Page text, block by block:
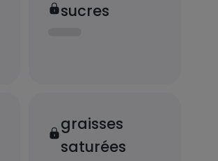
sucres
graisses
saturées